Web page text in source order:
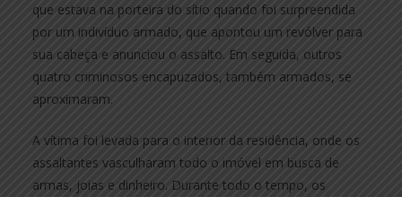
que estava na porteira do sítio quando foi surpreendida
por um indivíduo armado, que apontou um revólver para
sua cabeça e anunciou o assalto. Em seguida, outros
quatro criminosos encapuzados, também armados, se
aproximaram.
A vítima foi levada para o interior da residência, onde os
assaltantes vasculharam todo o imóvel em busca de
armas, joias e dinheiro. Durante todo o tempo, os